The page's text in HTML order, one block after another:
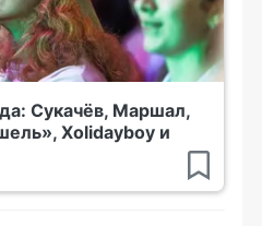
Сукачёв, Маршал,
Xolidayboy и